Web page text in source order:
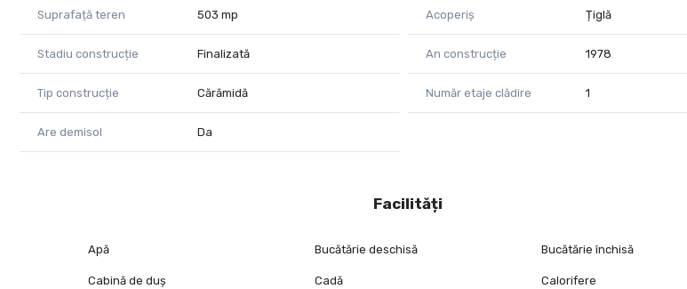
Suprafață teren 503 mp Acoperiș Țiglă
Stadiu construcție Finalizată An construcție 1978
Tip construcție Cărămidă Număr etaje clădire 1
Are demisol Da
Facilități
Apă Bucătărie deschisă Bucătărie închisă
Cabină de duș Cadă Calorifere